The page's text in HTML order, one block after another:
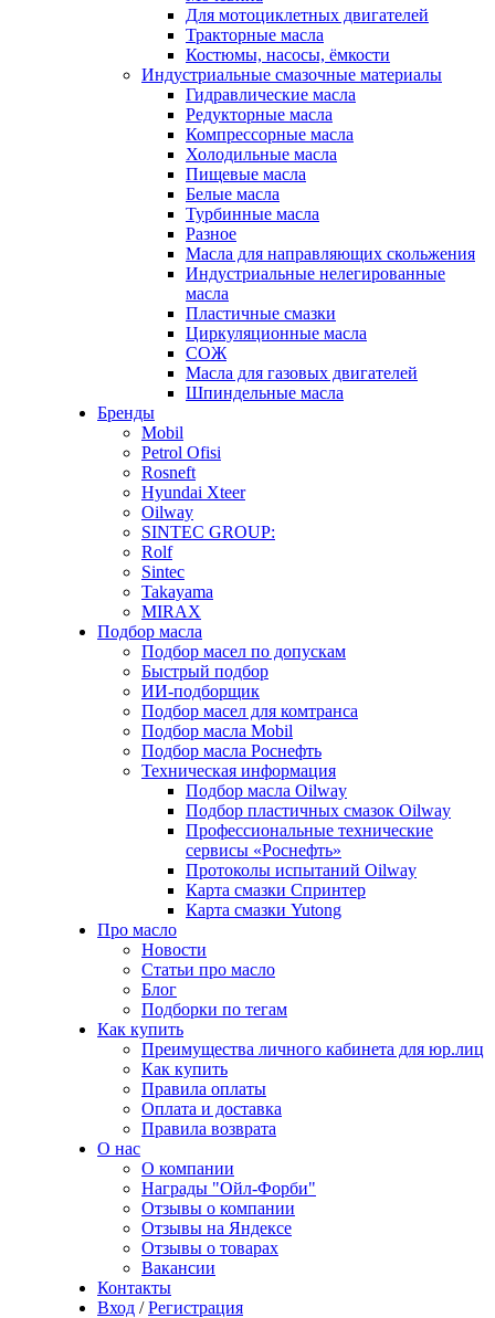
Для мотоциклетных двигателей
Тракторные масла
Костюмы, насосы, ёмкости
Индустриальные смазочные материалы
Гидравлические масла
Редукторные масла
Компрессорные масла
Холодильные масла
Пищевые масла
Белые масла
Турбинные масла
Разное
Масла для направляющих скольжения
Индустриальные нелегированные
масла
Пластичные смазки
Циркуляционные масла
СОЖ
Масла для газовых двигателей
Шпиндельные масла
Бренды
Mobil
Petrol Ofisi
Rosneft
Hyundai Xteer
Oilway
SINTEC GROUP:
Rolf
Sintec
Takayama
MIRAX
Подбор масла
Подбор масел по допускам
Быстрый подбор
ИИ-подборщик
Подбор масел для комтранса
Подбор масла Mobil
Подбор масла Роснефть
Техническая информация
Подбор масла Oilway
Подбор пластичных смазок Oilway
Профессиональные технические
сервисы «Роснефть»
Протоколы испытаний Oilway
Карта смазки Спринтер
Карта смазки Yutong
Про масло
Новости
Статьи про масло
Блог
Подборки по тегам
Как купить
Преимущества личного кабинета для юр.лиц
Как купить
Правила оплаты
Оплата и доставка
Правила возврата
О нас
О компании
Награды "Ойл-Форби"
Отзывы о компании
Отзывы на Яндексе
Отзывы о товарах
Вакансии
Контакты
Вход / Регистрация